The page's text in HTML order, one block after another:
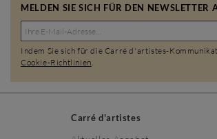
MELDEN SIE SICH FÜR DEN
Indem Sie sich für die Carré d'artistes-
Cookie-Richtlinien.
Carré d'artistes